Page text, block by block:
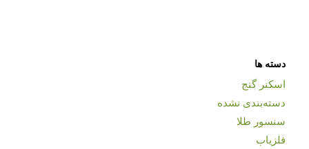
دسته ها
اسکنر گنج
دسته‌بندی نشده
سنسور طلا
فلزیاب